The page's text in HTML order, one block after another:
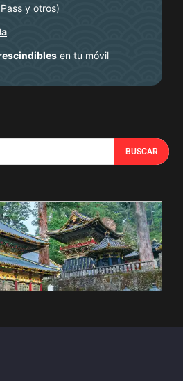
y otros)
en tu móvil
BUSCAR